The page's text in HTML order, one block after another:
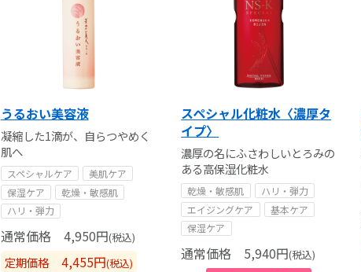
うるおい美容液
凝縮した1滴が、自らつやめく
肌へ
スペシャルケア
美肌ケア
保湿ケア
乾燥・敏感肌
ハリ・弾力
通常価格4,950円(税込)
定期価格4,455円(税込)
スペシャル化粧水〈濃厚タ
イプ〉
濃厚の名にふさわしいとろみの
ある高保湿化粧水
乾燥・敏感肌
ハリ・弾力
エイジングケア
基本ケア
保湿ケア
通常価格 5,940円(税込)